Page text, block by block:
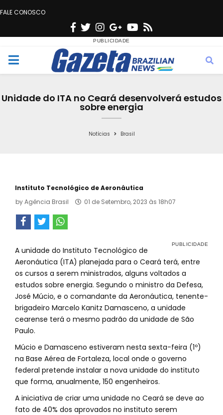
FALE CONOSCO
F
c
e
o
T
w
i
t
e
n
s
t
g
r
a
G
o
o
g
e
Y
u
t
b
s
M
Unidade do ITA no Ceará desenvolverá estudos
sobre energia
Notícias Brasil
Instituto Tecnológico de Aeronáutica
byAgência Brasil 01 de Setembro, 2023 às 18h07
A unidade do Instituto Tecnológico de
Aeronáutica (ITA) planejada para o Ceará terá, entre
os cursos a serem ministrados, alguns voltados a
estudos sobre energia. Segundo o ministro da Defesa,
José Múcio, e o comandante da Aeronáutica, tenente-
brigadeiro Marcelo Kanitz Damasceno, a unidade
cearense terá o mesmo padrão da unidade de São
Paulo.
Múcio e Damasceno estiveram nesta sexta-feira (1º)
na Base Aérea de Fortaleza, local onde o governo
federal pretende instalar a nova unidade do instituto
que forma, anualmente, 150 engenheiros.
A iniciativa de criar uma unidade no Ceará se deve ao
fato de 40% dos aprovados no instituto serem